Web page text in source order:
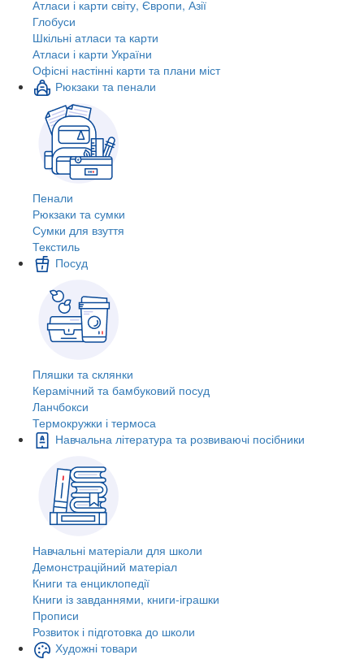
Атласи і карти світу, Європи, Азії
Глобуси
Шкільні атласи та карти
Атласи і карти України
Офісні настінні карти та плани міст
Рюкзаки та пенали
Пенали
Рюкзаки та сумки
Сумки для взуття
Текстиль
Посуд
Пляшки та склянки
Керамічний та бамбуковий посуд
Ланчбокси
Термокружки і термоса
Навчальна література та розвиваючі посібники
Навчальні матеріали для школи
Демонстраційний матеріал
Книги та енциклопедії
Книги із завданнями, книги-іграшки
Прописи
Розвиток і підготовка до школи
Художні товари